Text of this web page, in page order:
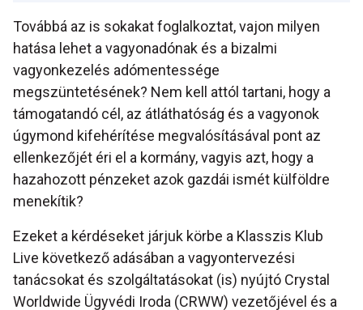
Továbbá az is sokakat foglalkoztat, vajon milyen
hatása lehet a vagyonadónak és a bizalmi
vagyonkezelés adómentessége
megszüntetésének? Nem kell attól tartani, hogy a
támogatandó cél, az átláthatóság és a vagyonok
úgymond kifehérítése megvalósításával pont az
ellenkezőjét éri el a kormány, vagyis azt, hogy a
hazahozott pénzeket azok gazdái ismét külföldre
menekítik?
Ezeket a kérdéseket járjuk körbe a Klasszis Klub
Live következő adásában a vagyontervezési
tanácsokat és szolgáltatásokat (is) nyújtó Crystal
Worldwide Ügyvédi Iroda (CRWW) vezetőjével és a